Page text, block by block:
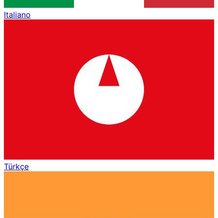
Italiano
Türkçe